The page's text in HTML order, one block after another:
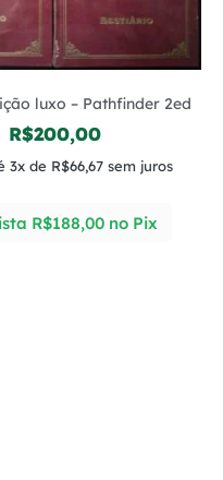
luxo – Pathfinder 2ed
R$200,00
3x de R$66,67 sem juros
R$188,00 no Pix